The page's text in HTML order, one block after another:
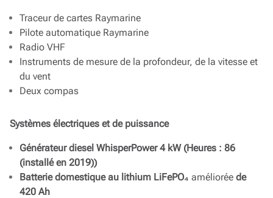
Traceur de cartes Raymarine
Pilote automatique Raymarine
Radio VHF
Instruments de mesure de la profondeur, de la vitesse et
du vent
Deux compas
Systèmes électriques et de puissance
Générateur diesel WhisperPower 4 kW (Heures : 86
(installé en 2019))
Batterie domestique au lithium LiFePO₄ améliorée de
420 Ah